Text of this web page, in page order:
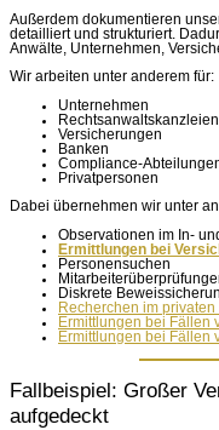
Außerdem dokumentieren
detailliert und strukturiert.
Anwälte, Unternehmen,
Wir arbeiten unter anderem für:
Unternehmen
Rechtsanwaltskanzleien
Versicherungen
Banken
Compliance-
Privatpersonen
Dabei übernehmen wir unter
Observationen im In-
Ermittlungen bei
Personensuchen
Diskrete
Recherchen im privaten
Ermittlungen bei Fällen
Ermittlungen bei Fällen
Fallbeispiel: Großer
aufgedeckt